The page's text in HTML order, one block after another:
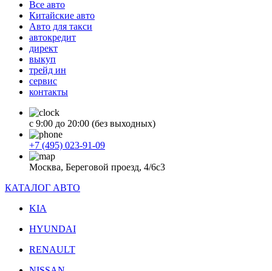
Все авто
Китайские авто
Авто для такси
автокредит
директ
выкуп
трейд ин
сервис
контакты
с 9:00 до 20:00 (без выходных)
+7 (495) 023-91-09
Москва, Береговой проезд, 4/6с3
КАТАЛОГ АВТО
KIA
HYUNDAI
RENAULT